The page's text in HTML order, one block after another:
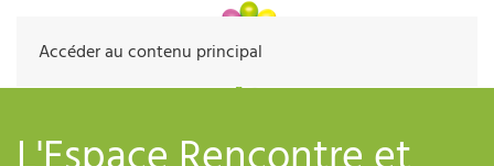
Accéder au contenu principal